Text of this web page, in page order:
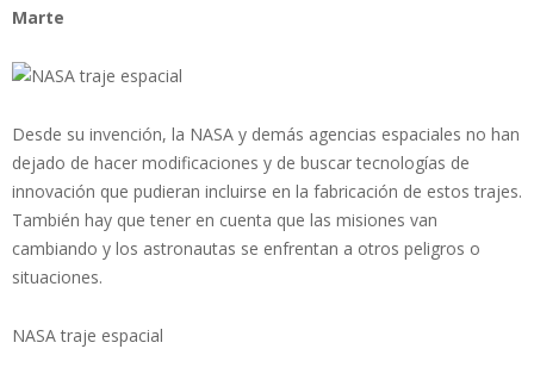
Marte
Desde su invención, la NASA y demás agencias espaciales no han
dejado de hacer modificaciones y de buscar tecnologías de
innovación que pudieran incluirse en la fabricación de estos trajes.
También hay que tener en cuenta que las misiones van
cambiando y los astronautas se enfrentan a otros peligros o
situaciones.
NASA traje espacial